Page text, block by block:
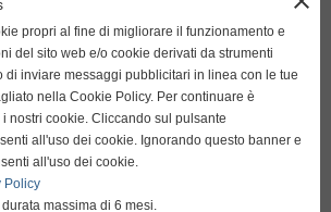
dei campionati. Si riparte domenica
scendono in campo in Italia e all
entra nel vivo e si prepara a
in Grecia Kean, Giorgione e Lanzano
essere raggiunti da Diego che
calcio greco.
italiano
propri al fine di migliorare il funzionamento e
del sito web e/o cookie derivati da strumenti
di inviare messaggi pubblicitari in linea con le tue
nella Cookie Policy. Per continuare è
nostri cookie. Cliccando sul pulsante
all'uso dei cookie. Ignorando questo banner e
all'uso dei cookie.
Policy
durata massima di 6 mesi.